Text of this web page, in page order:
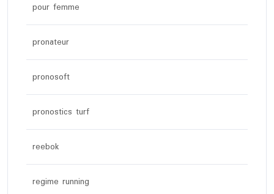
pour femme
pronateur
pronosoft
pronostics turf
reebok
regime running